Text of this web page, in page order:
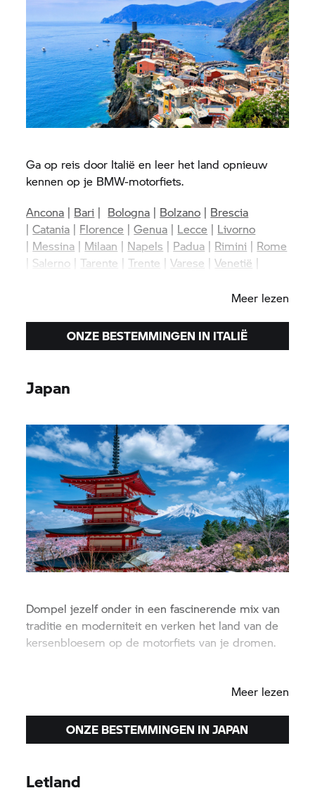
Ga op reis door Italië en leer het land opnieuw
kennen op je BMW-motorfiets.
Ancona | Bari | Bologna | Bolzano | Brescia
|Catania | Florence |Genua | Lecce | Livorno
| Messina | Milaan | Napels | Padua | Rimini | Rome
| Salerno |Tarente |Trente |Varese |Venetië |
Meer lezen
ONZE BESTEMMINGEN IN ITALIË
Japan
Dompel jezelf onder in een fascinerende mix van
traditie en moderniteit en verken het land van de
kersenbloesem op de motorfiets van je dromen.
Meer lezen
ONZE BESTEMMINGEN IN JAPAN
Letland